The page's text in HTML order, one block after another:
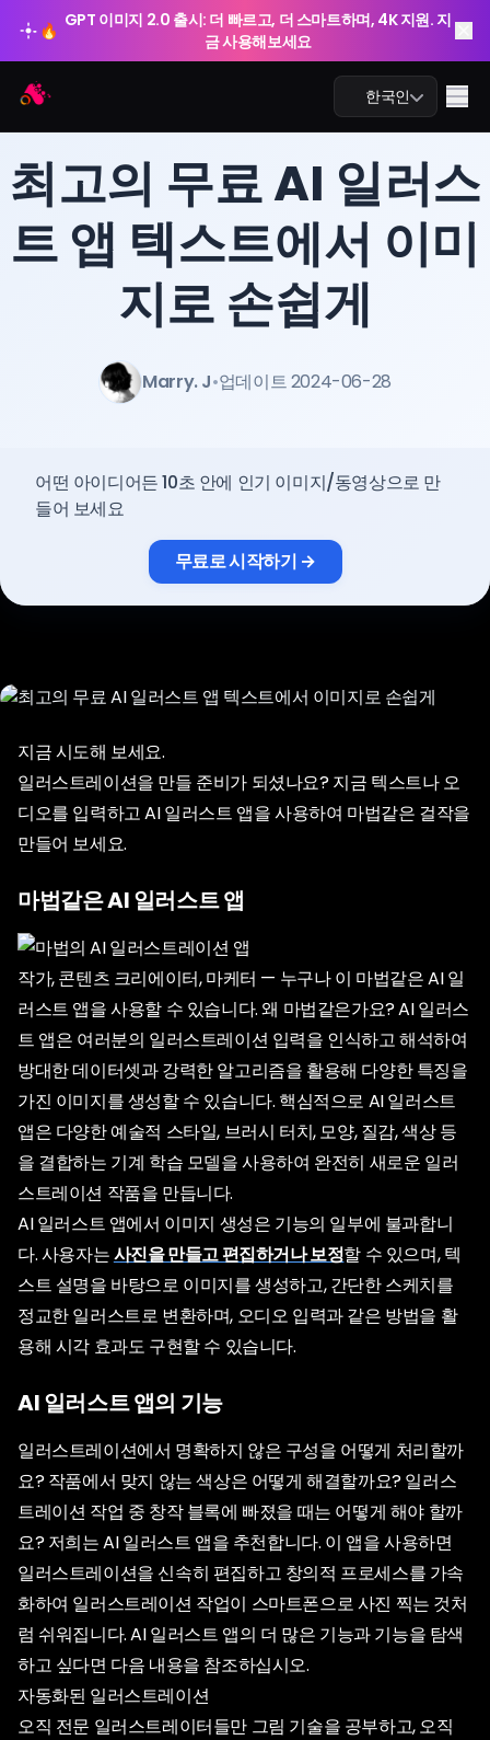
🔥 GPT 이미지 2.0 출시: 더 빠르고, 더 스마트하며, 4K 지원. 지
금 사용해보세요
한국인
AI 챗
AI 비디오
요금제
로그인
최고의 무료 AI 일러스
트 앱 텍스트에서 이미
지로 손쉽게
Marry. J•업데이트 2024-06-28
어떤 아이디어든 10초 안에 인기 이미지/동영상으로 만
들어 보세요
무료로 시작하기 →
지금 시도해 보세요.
일러스트레이션을 만들 준비가 되셨나요? 지금 텍스트나 오
디오를 입력하고 AI 일러스트 앱을 사용하여 마법같은 걸작을
만들어 보세요.
마법같은 AI 일러스트 앱
작가, 콘텐츠 크리에이터, 마케터 — 누구나 이 마법같은 AI 일
러스트 앱을 사용할 수 있습니다. 왜 마법같은가요? AI 일러스
트 앱은 여러분의 일러스트레이션 입력을 인식하고 해석하여
방대한 데이터셋과 강력한 알고리즘을 활용해 다양한 특징을
가진 이미지를 생성할 수 있습니다. 핵심적으로 AI 일러스트
앱은 다양한 예술적 스타일, 브러시 터치, 모양, 질감, 색상 등
을 결합하는 기계 학습 모델을 사용하여 완전히 새로운 일러
스트레이션 작품을 만듭니다.
AI 일러스트 앱에서 이미지 생성은 기능의 일부에 불과합니
다. 사용자는사진을 만들고 편집하거나 보정할 수 있으며, 텍
스트 설명을 바탕으로 이미지를 생성하고, 간단한 스케치를
정교한 일러스트로 변환하며, 오디오 입력과 같은 방법을 활
용해 시각 효과도 구현할 수 있습니다.
AI 일러스트 앱의 기능
일러스트레이션에서 명확하지 않은 구성을 어떻게 처리할까
요? 작품에서 맞지 않는 색상은 어떻게 해결할까요? 일러스
트레이션 작업 중 창작 블록에 빠졌을 때는 어떻게 해야 할까
요? 저희는 AI 일러스트 앱을 추천합니다. 이 앱을 사용하면
일러스트레이션을 신속히 편집하고 창의적 프로세스를 가속
화하여 일러스트레이션 작업이 스마트폰으로 사진 찍는 것처
럼 쉬워집니다. AI 일러스트 앱의 더 많은 기능과 기능을 탐색
하고 싶다면 다음 내용을 참조하십시오.
자동화된 일러스트레이션
오직 전문 일러스트레이터들만 그림 기술을 공부하고, 오직